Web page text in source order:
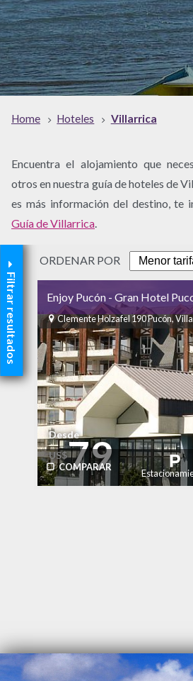
Home Hoteles Villarrica
Encuentra el alojamiento que
otros en nuestra guía de hoteles de
es más información del destino, te
Guía de Villarrica.
ORDENAR POR
Enjoy Pucón - Gran Hotel
Clemente Holzafel 190 Pucón,
Desde
US$79
COMPARAR
Filtrar resultados